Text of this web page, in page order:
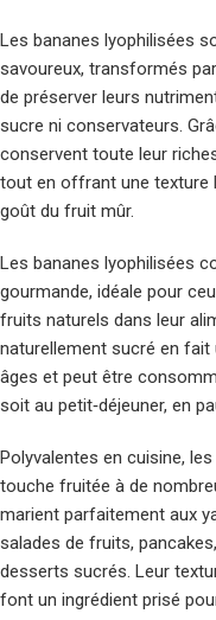
Les bananes lyophilisées
savoureux, transformés
de préserver leurs
sucre ni conservateurs.
conservent toute leur
tout en offrant une texture
goût du fruit mûr.
Les bananes lyophilisées
gourmande, idéale pour
fruits naturels dans leur
naturellement sucré en
âges et peut être
soit au petit‑déjeuner, en
Polyvalentes en cuisine,
touche fruitée à de
marient parfaitement aux
salades de fruits,
desserts sucrés. Leur
font un ingrédient prisé